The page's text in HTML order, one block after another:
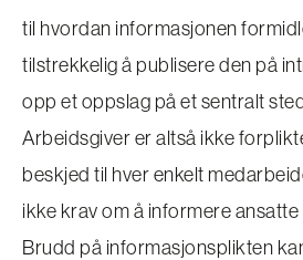
til hvordan informasjonen
tilstrekkelig å publisere den på
opp et oppslag på et sentralt
Arbeidsgiver er altså ikke
beskjed til hver enkelt
ikke krav om å informere
Brudd på informasjonsplikten